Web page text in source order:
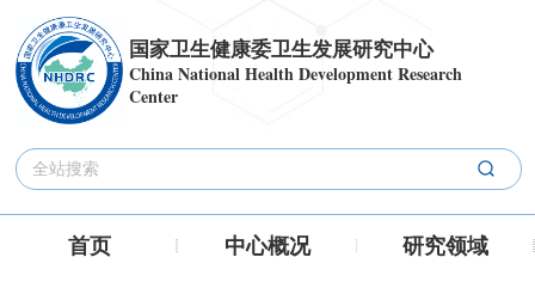
国家卫生健康委卫生发展研究中心
China National Health Development Research
Center
首页 中心概况
研究领域